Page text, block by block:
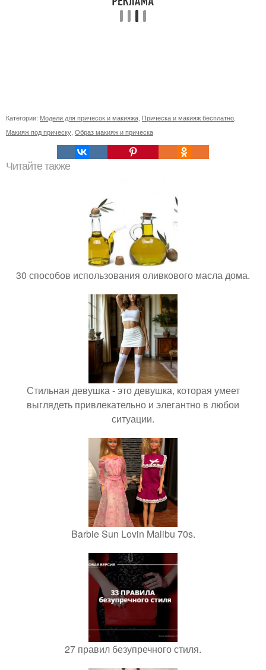
Категории: Модели для причесок и макияжа Прическа и макияж бесплатно
Макияж под прическу Образ макияж и прическа
Читайте также
30 способов использования оливкового масла дома.
Стильная девушка - это девушка, которая умеет
выглядеть привлекательно и элегантно в любои
ситуации.
Barbie Sun Lovin Malibu 70s.
27 правил безупречного стиля.